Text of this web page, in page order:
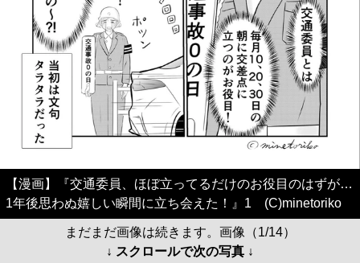
【漫画】『交通委員、ほぼ立ってるだけのお役目のはずが…
1年後思わぬ嬉しい瞬間に立ち会えた！』1 (C)minetoriko
まだまだ画像は続きます。画像（1/14）
↓ スクロールで次の写真 ↓